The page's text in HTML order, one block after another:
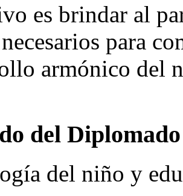
es brindar al
para
armónico del
del
del niño y